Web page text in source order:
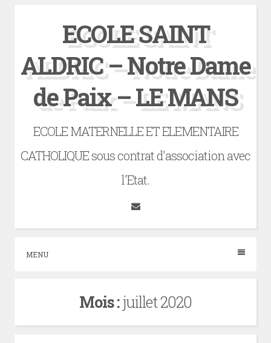
ECOLE SAINT
ALDRIC – Notre Dame
de Paix – LE MANS
ECOLE MATERNELLE ET ELEMENTAIRE
CATHOLIQUE sous contrat d'association avec
l'Etat.
Tumblr
MENU
Mois :juillet 2020